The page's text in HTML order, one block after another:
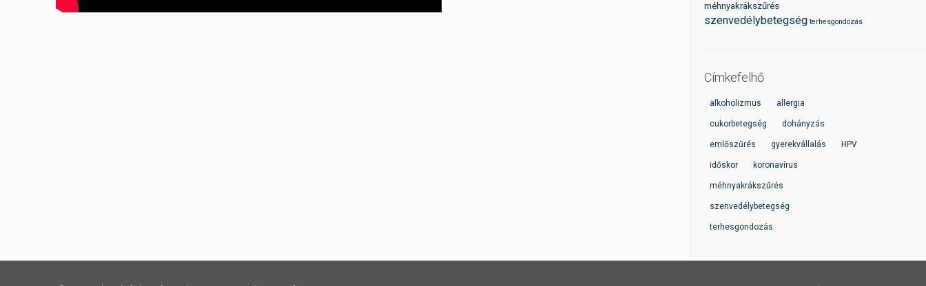
méhnyakrákszűrés
szenvedélybetegség terhesgondozás
Címkefelhő
alkoholizmus allergia
cukorbetegség dohányzás
emlőszűrés gyerekvállalás HPV
időskor koronavírus
méhnyakrákszűrés
szenvedélybetegség
terhesgondozás